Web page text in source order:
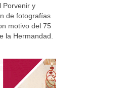
Porvenir y
de fotografías
motivo del 75
la Hermandad.